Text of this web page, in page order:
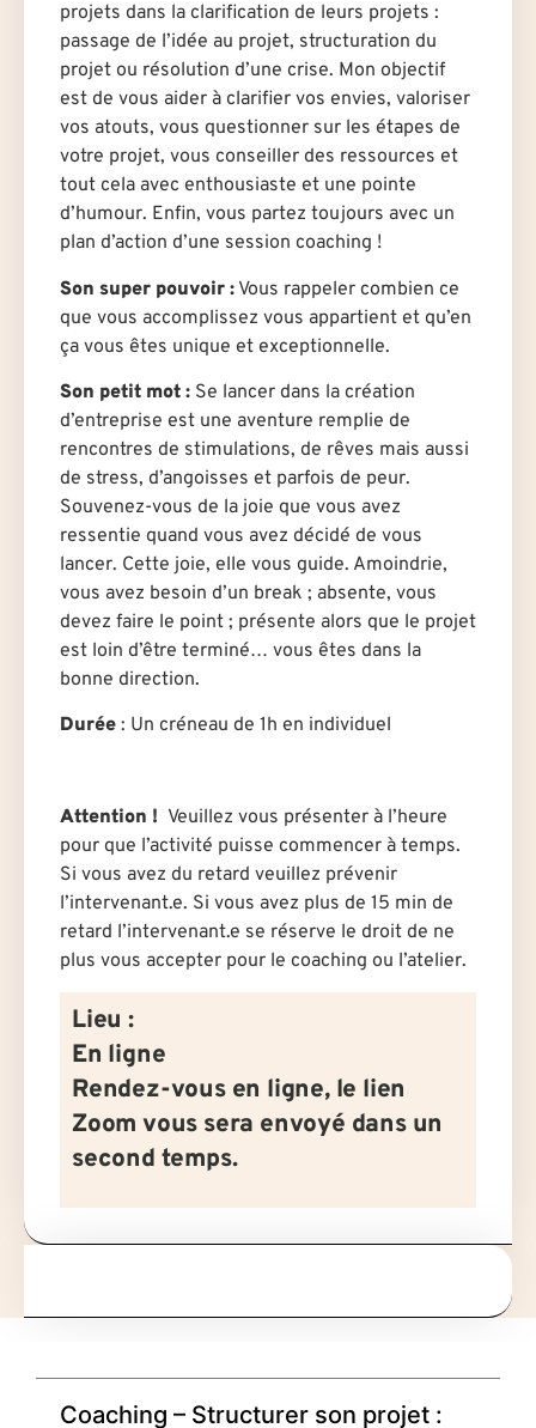
projets dans la clarification de leurs projets :
passage de l’idée au projet, structuration du
projet ou résolution d’une crise. Mon objectif
est de vous aider à clarifier vos envies, valoriser
vos atouts, vous questionner sur les étapes de
votre projet, vous conseiller des ressources et
tout cela avec enthousiaste et une pointe
d’humour. Enfin, vous partez toujours avec un
plan d’action d’une session coaching !
Son super pouvoir : Vous rappeler combien ce
que vous accomplissez vous appartient et qu’en
ça vous êtes unique et exceptionnelle.
Son petit mot : Se lancer dans la création
d’entreprise est une aventure remplie de
rencontres de stimulations, de rêves mais aussi
de stress, d’angoisses et parfois de peur.
Souvenez-vous de la joie que vous avez
ressentie quand vous avez décidé de vous
lancer. Cette joie, elle vous guide. Amoindrie,
vous avez besoin d’un break ; absente, vous
devez faire le point ; présente alors que le projet
est loin d’être terminé… vous êtes dans la
bonne direction.
Durée : Un créneau de 1h en individuel
Attention ! Veuillez vous présenter à l’heure
pour que l’activité puisse commencer à temps.
Si vous avez du retard veuillez prévenir
l’intervenant.e. Si vous avez plus de 15 min de
retard l’intervenant.e se réserve le droit de ne
plus vous accepter pour le coaching ou l’atelier.
Lieu :
En ligne
Rendez-vous en ligne, le lien
Zoom vous sera envoyé dans un
second temps.
Coaching – Structurer son projet :